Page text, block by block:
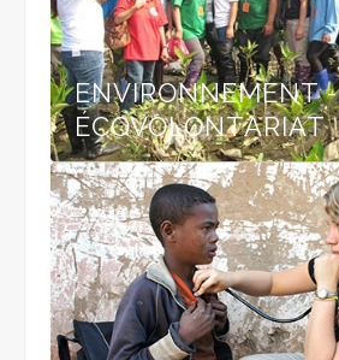
ENVIRONNEMENT -
ÉCOVOLONTARIAT